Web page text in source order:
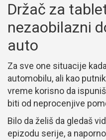
Držač za
nezaobilazni
auto
Za sve one situacije
automobilu, ali kao
vreme korisno da
biti od neprocenjive
Bilo da želiš da gledaš
epizodu serije, a